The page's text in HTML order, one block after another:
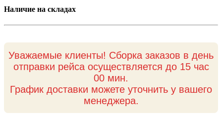
Наличие на складах
Уважаемые клиенты! Сборка заказов в день
отправки рейса осуществляется до 15 час
00 мин.
График доставки можете уточнить у вашего
менеджера.